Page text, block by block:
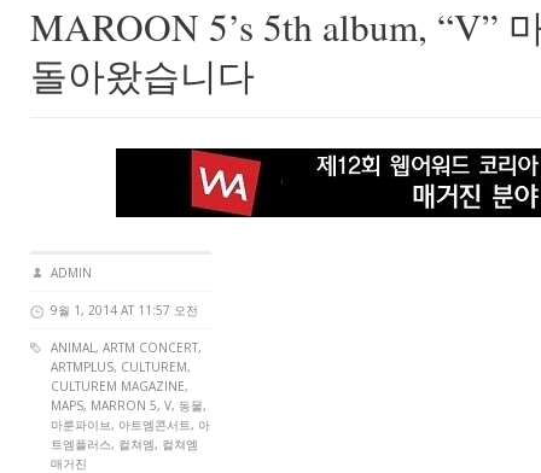
MAROON 5’s 5th album, “V”
돌아왔습니다
ADMIN
9월 1, 2014 AT 11:57 오전
ANIMAL, ARTM CONCERT,
ARTMPLUS, CULTUREM,
CULTUREM MAGAZINE,
MAPS, MARRON 5, V, 동물,
마룬파이브, 아트엠콘서트, 아
트엠플러스, 컬쳐엠, 컬쳐엠
매거진
Made with
FLARE
More Info